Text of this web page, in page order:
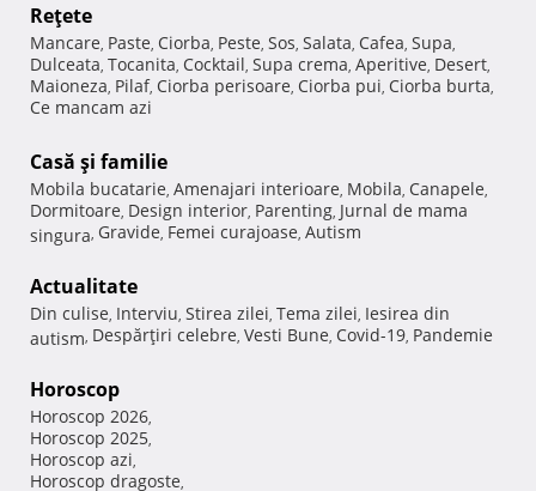
Reţete
Mancare, Paste, Ciorba, Peste, Sos, Salata, Cafea, Supa,
Dulceata, Tocanita, Cocktail, Supa crema, Aperitive, Desert,
Maioneza, Pilaf, Ciorba perisoare, Ciorba pui, Ciorba burta,
Ce mancam azi
Casă şi familie
Mobila bucatarie, Amenajari interioare, Mobila, Canapele,
Dormitoare, Design interior, Parenting, Jurnal de mama
singura, Gravide, Femei curajoase, Autism
Actualitate
Din culise, Interviu, Stirea zilei, Tema zilei, Iesirea din
autism, Despărţiri celebre, Vesti Bune, Covid-19, Pandemie
Horoscop
Horoscop 2026,
Horoscop 2025,
Horoscop azi,
Horoscop dragoste,